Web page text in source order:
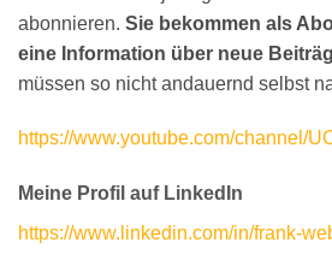
abonnieren. Sie bekommen als
eine Information über neue
müssen so nicht andauernd selbst
https://www.youtube.com/channel/
Meine Profil auf LinkedIn
https://www.linkedin.com/in/frank-